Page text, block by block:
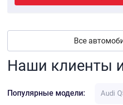
Все
Наши клиенты
Популярные модели: Audi